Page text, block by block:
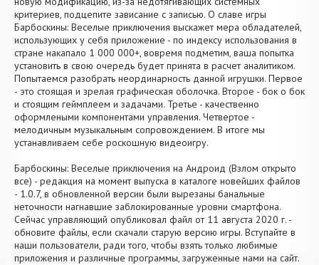
критериев, подцепите зависание с записью. О славе игры
Барбоскины: Веселые приключения выскажет мера обладателей,
использующих у себя приложение - по индексу использования в
стране накапало 1 000 000+, вовремя подметим, ваша попытка
установить в свою очередь будет принята в расчет аналитиком.
Попытаемся разобрать неординарность данной игрушки. Первое
- это стоящая и зрелая графическая оболочка. Второе - бок о бок
и стоящим геймплеем и задачами. Третье - качественно
оформлеными компонентами управления. Четвертое -
мелодичным музыкальным сопровождением. В итоге мы
устанавливаем себе роскошную видеоигру.
Барбоскины: Веселые приключения на Андроид (Взлом открыто
все) - редакция на момент выпуска в каталоге новейших файлов
- 1.0.7, в обновленной версии были вырезаны банальные
неточности нагнавшие заблокированные уровни смартфона.
Сейчас управляющий опубликовал файл от 11 августа 2020 г. -
обновите файлы, если скачали старую версию игры. Вступайте в
наши пользователи, ради того, чтобы взять только любимые
приложения и различные программы, загруженные нами на сайт.